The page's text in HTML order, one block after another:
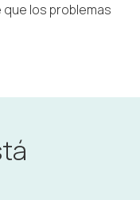
los problemas